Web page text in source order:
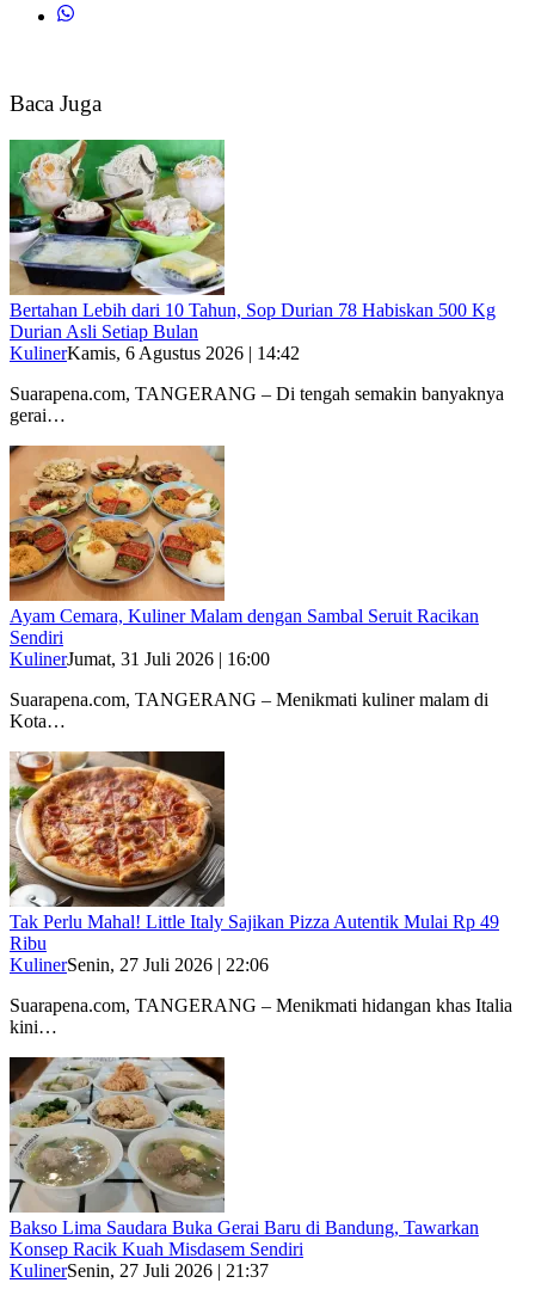
Baca Juga
Bertahan Lebih dari 10 Tahun, Sop Durian 78 Habiskan 500 Kg
Durian Asli Setiap Bulan
KulinerKamis, 6 Agustus 2026 | 14:42
Suarapena.com, TANGERANG – Di tengah semakin banyaknya
gerai…
Ayam Cemara, Kuliner Malam dengan Sambal Seruit Racikan
Sendiri
KulinerJumat, 31 Juli 2026 | 16:00
Suarapena.com, TANGERANG – Menikmati kuliner malam di
Kota…
Tak Perlu Mahal! Little Italy Sajikan Pizza Autentik Mulai Rp 49
Ribu
KulinerSenin, 27 Juli 2026 | 22:06
Suarapena.com, TANGERANG – Menikmati hidangan khas Italia
kini…
Bakso Lima Saudara Buka Gerai Baru di Bandung, Tawarkan
Konsep Racik Kuah Misdasem Sendiri
KulinerSenin, 27 Juli 2026 | 21:37